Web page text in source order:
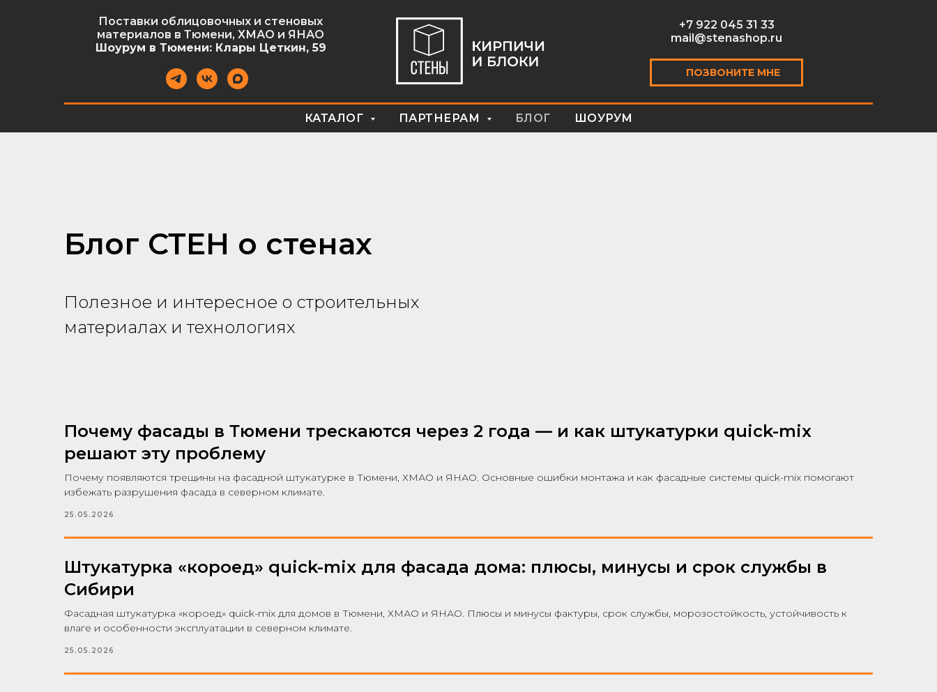
Поставки облицовочных и стеновых
материалов в Тюмени, ХМАО и ЯНАО
Шоурум в Тюмени: Клары Цеткин, 59
+7 922 045 31 33
mail@stenashop.ru
ПОЗВОНИТЕ МНЕ
КАТАЛОГ ПАРТНЕРАМ БЛОГ ШОУРУМ
Блог СТЕН о стенах
Полезное и интересное о строительных
материалах и технологиях
Почему фасады в Тюмени трескаются через 2 года — и как штукатурки quick-mix
решают эту проблему
Почему появляются трещины на фасадной штукатурке в Тюмени, ХМАО и ЯНАО. Основные ошибки монтажа и как фасадные системы quick-mix помогают
избежать разрушения фасада в северном климате.
25.05.2026
Штукатурка «короед» quick-mix для фасада дома: плюсы, минусы и срок службы в
Сибири
Фасадная штукатурка «короед» quick-mix для домов в Тюмени, ХМАО и ЯНАО. Плюсы и минусы фактуры, срок службы, морозостойкость, устойчивость к
влаге и особенности эксплуатации в северном климате.
25.05.2026